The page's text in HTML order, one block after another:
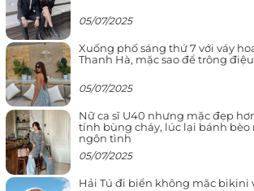
05/07/2025
Xuống phố sáng thứ 7 với váy
Thanh Hà, mặc sao để trông
05/07/2025
Nữ ca sĩ U40 nhưng mặc đẹp
tính bùng cháy, lúc lại bánh bèo
ngôn tình
05/07/2025
Hải Tú đi biển không mặc bikini